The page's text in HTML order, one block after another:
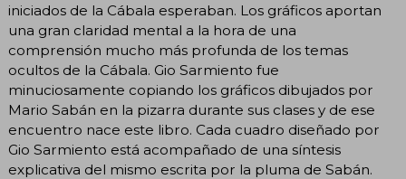
iniciados de la Cábala esperaban. Los gráficos aportan
una gran claridad mental a la hora de una
comprensión mucho más profunda de los temas
ocultos de la Cábala. Gio Sarmiento fue
minuciosamente copiando los gráficos dibujados por
Mario Sabán en la pizarra durante sus clases y de ese
encuentro nace este libro. Cada cuadro diseñado por
Gio Sarmiento está acompañado de una síntesis
explicativa del mismo escrita por la pluma de Sabán.